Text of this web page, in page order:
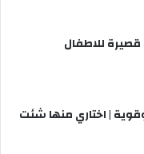
للاطفال
| اختاري منها شئت